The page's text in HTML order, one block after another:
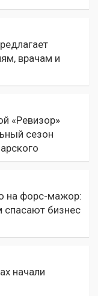
врачам и
«Ревизор»
сезон
на форс-мажор:
спасают бизнес
начали